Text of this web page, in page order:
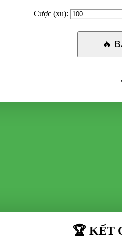
Cược (xu):
🏆 KẾT